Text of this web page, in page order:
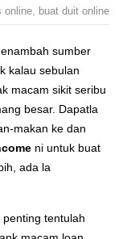
online, buat duit online
sumber
kalau sebulan
macam sikit seribu
besar. Dapatla
makan ke dan
ni untuk buat
ada la
tentulah